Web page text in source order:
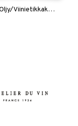
Eva Solo Oljy/Viinietikkakarahvi kaatonokalla